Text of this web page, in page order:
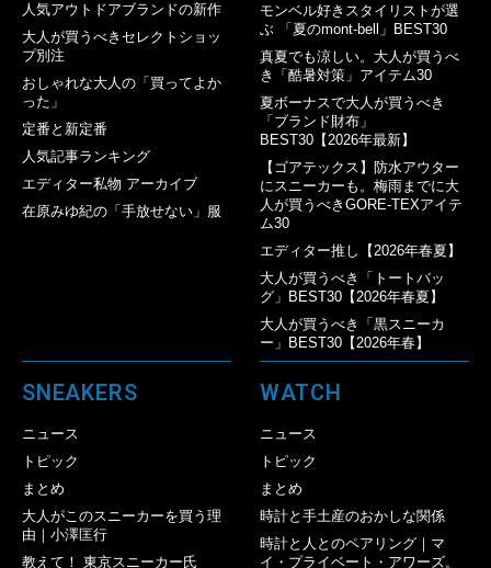
人気アウトドアブランドの新作
大人が買うべきセレクトショッ
プ別注
おしゃれな大人の「買ってよか
った」
定番と新定番
人気記事ランキング
エディター私物 アーカイブ
在原みゆ紀の「手放せない」服
モンベル好きスタイリストが選
ぶ 「夏のmont-bell」BEST30
真夏でも涼しい。大人が買うべ
き「酷暑対策」アイテム30
夏ボーナスで大人が買うべき
「ブランド財布」
BEST30【2026年最新】
【ゴアテックス】防水アウター
にスニーカーも。梅雨までに大
人が買うべきGORE-TEXアイテ
ム30
エディター推し【2026年春夏】
大人が買うべき「トートバッ
グ」BEST30【2026年春夏】
大人が買うべき「黒スニーカ
ー」BEST30【2026年春】
SNEAKERS
ニュース
トピック
まとめ
大人がこのスニーカーを買う理
由｜小澤匡行
教えて！ 東京スニーカー氏
WATCH
ニュース
トピック
まとめ
時計と手土産のおかしな関係
時計と人とのペアリング｜マ
イ・プライベート・アワーズ。